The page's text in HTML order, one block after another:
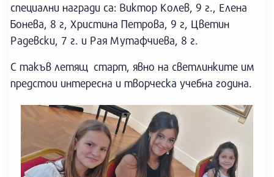
специални награди са: Виктор Колев, 9 г., Елена
Бонева, 8 г, Христина Петрова, 9 г, Цветин
Радевски, 7 г. и Рая Мутафчиева, 8 г.
С такъв летящ старт, явно на светлинките им
предстои интересна и творческа учебна година.